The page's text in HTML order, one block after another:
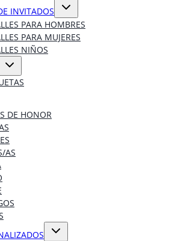
INVITADOS
Alternar
hijo
PARA HOMBRES
PARA MUJERES
NIÑOS
Alternar
hijo
DE HONOR
AS
Alternar